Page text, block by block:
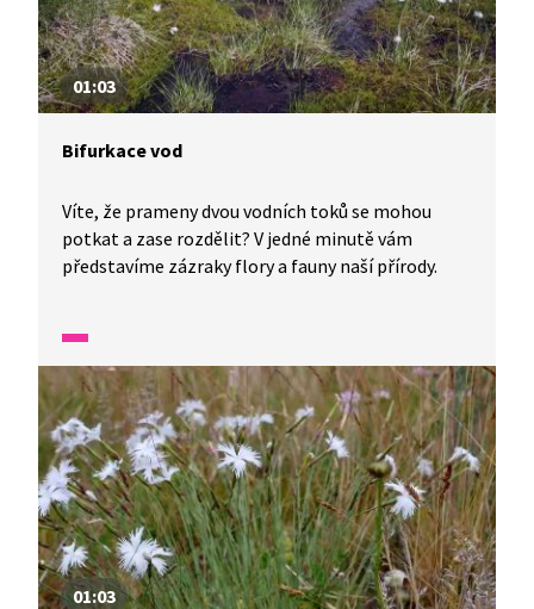
01:03
Bifurkace vod
Víte, že prameny dvou vodních toků se mohou
potkat a zase rozdělit? V jedné minutě vám
představíme zázraky flory a fauny naší přírody.
01:03